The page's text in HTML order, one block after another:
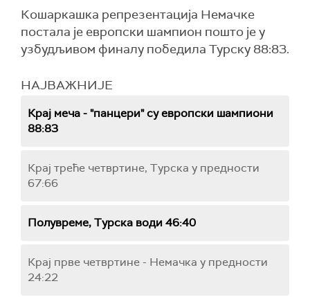
Кошаркашка репрезентација Немачке
постала је европски шампион пошто је у
узбудљивом финалу победила Турску 88:83.
НАЈВАЖНИЈЕ
Крај меча - "панцери" су европски шампиони
88:83
Крај треће четвртине, Турска у предности
67:66
Полувреме, Турска води 46:40
Крај прве четвртине - Немачка у предности
24:22